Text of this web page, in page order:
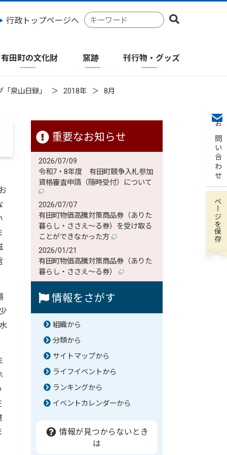
行政トップページへ
検
索
ワ
有田町の文化財 窯跡 刊行物・グッズ
お問い合わせ
泉山日録」 2018年
8月
重要なお知らせ
2026/07/09
令和7・8年度 有田町競争入札参加
資格審査申請（随時受付）について
2026/07/07
有田町物価高騰対策商品券（ありた
暮らし・ささえ～る券）を受け取る
ことができなかった方
2026/01/21
有田町物価高騰対策商品券（ありた
暮らし・ささえ～る券）
情報をさがす
組織から
分類から
サイトマップから
ライフイベントから
ランキングから
イベントカレンダーから
情報が見つからないとき
は
ページを保存